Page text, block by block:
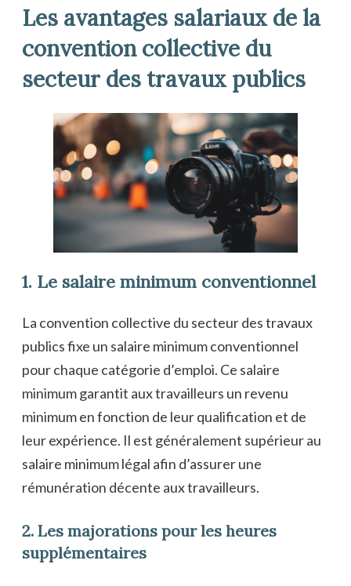
Les avantages salariaux de la
convention collective du
secteur des travaux publics
1. Le salaire minimum conventionnel
La convention collective du secteur des travaux
publics fixe un salaire minimum conventionnel
pour chaque catégorie d’emploi. Ce salaire
minimum garantit aux travailleurs un revenu
minimum en fonction de leur qualification et de
leur expérience. Il est généralement supérieur au
salaire minimum légal afin d’assurer une
rémunération décente aux travailleurs.
2. Les majorations pour les heures
supplémentaires